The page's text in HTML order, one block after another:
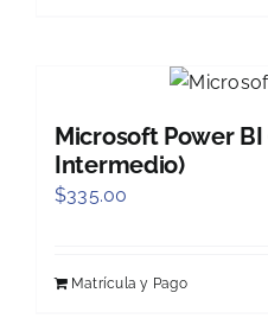
Microsoft Power BI
Intermedio)
$335.00
Matrícula y Pago